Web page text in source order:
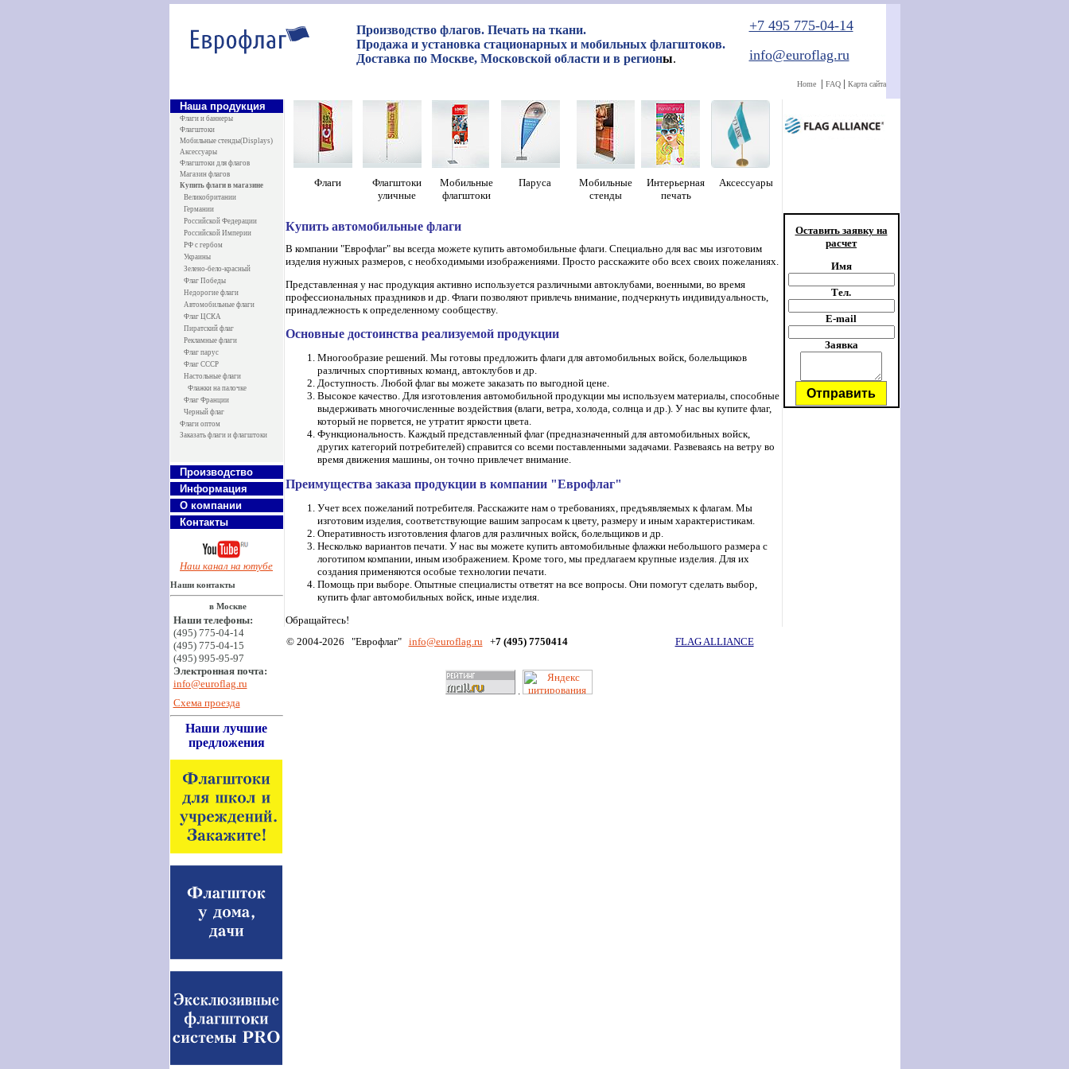
Производство флагов. Печать на ткани.
Продажа и установка стационарных и мобильных флагштоков.
Доставка по Москве, Московской области и в регионы.
+7 495 775-04-14
info@euroflag.ru
Home| FAQ| Карта сайта
Наша продукция
Флаги и баннеры
Флагштоки
Мобильные стенды(Displays)
Аксессуары
Флагштоки для флагов
Магазин флагов
Купить флаги в магазине
Великобритании
Германии
Российской Федерации
Российской Империи
РФ с гербом
Украины
Зелено-бело-красный
Флаг Победы
Недорогие флаги
Автомобильные флаги
Флаг ЦСКА
Пиратский флаг
Рекламные флаги
Флаг парус
Флаг СССР
Настольные флаги
Флажки на палочке
Флаг Франции
Черный флаг
Флаги оптом
Заказать флаги и флагштоки
Производство
Информация
О компании
Контакты
Наш канал на ютубе
Наши контакты
в Москве
Наши телефоны:
(495) 775-04-14
(495) 775-04-15
(495) 995-95-97
Электронная почта:
info@euroflag.ru
Схема проезда
Наши лучшие
предложения
Флаги
Флагштоки
уличные
Мобильные
флагштоки
Паруса
Мобильные
стенды
Интерьерная
печать
Аксессуары
Купить автомобильные флаги
В компании "Еврофлаг" вы всегда можете купить автомобильные флаги. Специально для вас мы изготовим
изделия нужных размеров, с необходимыми изображениями. Просто расскажите обо всех своих пожеланиях.
Представленная у нас продукция активно используется различными автоклубами, военными, во время
профессиональных праздников и др. Флаги позволяют привлечь внимание, подчеркнуть индивидуальность,
принадлежность к определенному сообществу.
Основные достоинства реализуемой продукции
Многообразие решений. Мы готовы предложить флаги для автомобильных войск, болельщиков
различных спортивных команд, автоклубов и др.
Доступность. Любой флаг вы можете заказать по выгодной цене.
Высокое качество. Для изготовления автомобильной продукции мы используем материалы, способные
выдерживать многочисленные воздействия (влаги, ветра, холода, солнца и др.). У нас вы купите флаг,
который не порвется, не утратит яркости цвета.
Функциональность. Каждый представленный флаг (предназначенный для автомобильных войск,
других категорий потребителей) справится со всеми поставленными задачами. Развеваясь на ветру во
время движения машины, он точно привлечет внимание.
Преимущества заказа продукции в компании "Еврофлаг"
Учет всех пожеланий потребителя. Расскажите нам о требованиях, предъявляемых к флагам. Мы
изготовим изделия, соответствующие вашим запросам к цвету, размеру и иным характеристикам.
Оперативность изготовления флагов для различных войск, болельщиков и др.
Несколько вариантов печати. У нас вы можете купить автомобильные флажки небольшого размера с
логотипом компании, иным изображением. Кроме того, мы предлагаем крупные изделия. Для их
создания применяются особые технологии печати.
Помощь при выборе. Опытные специалисты ответят на все вопросы. Они помогут сделать выбор,
купить флаг автомобильных войск, иные изделия.
Обращайтесь!
© 2004-2026 "Еврофлаг" info@euroflag.ru +7 (495) 7750414 FLAG ALLIANCE
.
Оставить заявку на
расчет
Имя
Тел.
E-mail
Заявка
Отправить